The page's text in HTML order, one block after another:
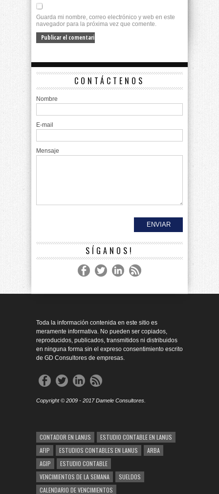
Guarda mi nombre, correo electrónico y web en este
navegador para la próxima vez que comente.
CONTÁCTENOS
Nombre
E-mail
Mensaje
SÍGANOS!
Toda la información contenida en este sitio es
meramente informativa. No pueden ser copiados,
reproducidos, publicados, transmitidos ni distribuidos
en ninguna forma sin el expreso consentimiento escrito
de GD Consultores de empresas.
Copyright © 2009 - 2017 Damele Consultores.
CONTADOR EN LANUS
ESTUDIO CONTABLE EN LANUS
AFIP
ESTUDIOS CONTABLES EN LANUS
ARBA
AGIP
ESTUDIO CONTABLE
VENCIMIENTOS DE LA SEMANA
SUELDOS
CALENDARIO DE VENCIMIENTOS